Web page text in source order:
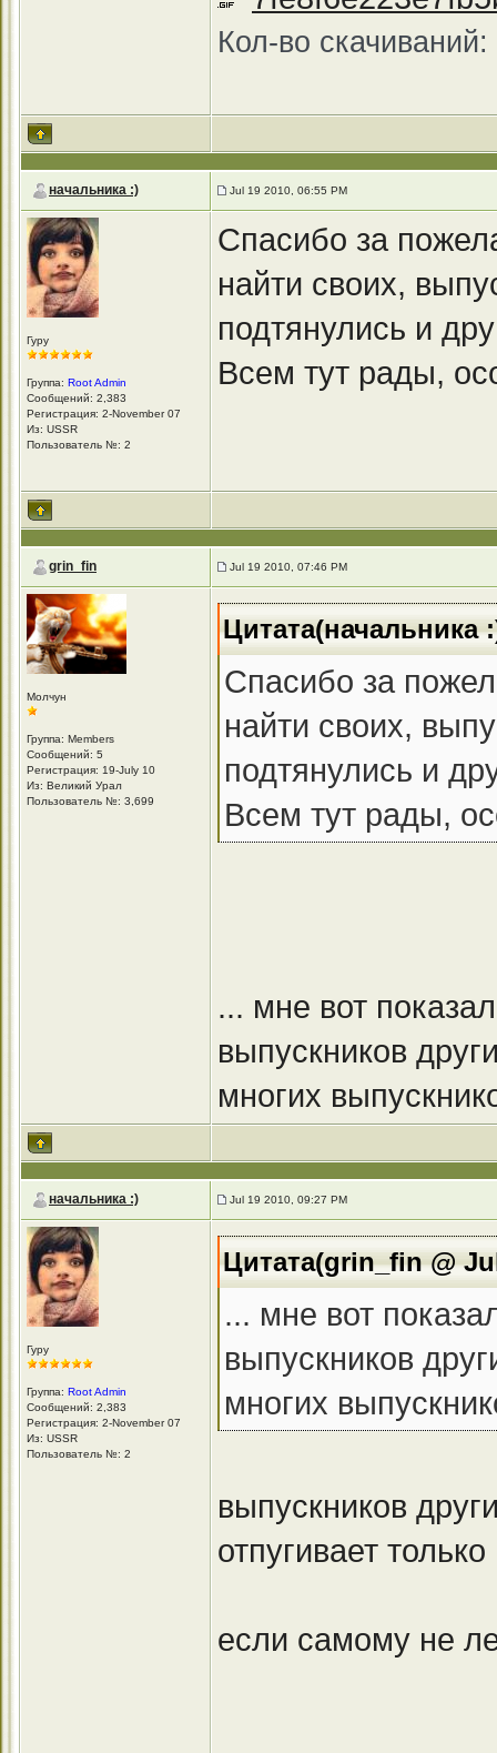
Кол-во скачиваний:
начальника :) Jul 19 2010, 06:55 PM
Гуру
Группа: Root Admin
Сообщений: 2,383
Регистрация: 2-November 07
Из: USSR
Пользователь №: 2
Спасибо за
найти своих,
подтянулись и
Всем тут рады,
grin_fin Jul 19 2010, 07:46 PM
Молчун
Группа: Members
Сообщений: 5
Регистрация: 19-July 10
Из: Великий Урал
Пользователь №: 3,699
Цитата(начальника
Спасибо за
найти своих,
подтянулись и
Всем тут рады,
... мне вот
выпускников
многих
начальника :) Jul 19 2010, 09:27 PM
Гуру
Группа: Root Admin
Сообщений: 2,383
Регистрация: 2-November 07
Из: USSR
Пользователь №: 2
Цитата(grin_fin @
... мне вот
выпускников
многих
выпускников
отпугивает
если самому не